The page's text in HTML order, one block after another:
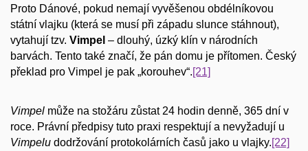
Proto Dánové, pokud nemají vyvěšenou obdélníkovou
státní vlajku (která se musí při západu slunce stáhnout),
vytahují tzv. Vimpel – dlouhý, úzký klín v národních
barvách. Tento také značí, že pán domu je přítomen. Český
překlad pro Vimpel je pak „korouhev“.[21]
Vimpel může na stožáru zůstat 24 hodin denně, 365 dní v
roce. Právní předpisy tuto praxi respektují a nevyžadují u
Vimpelu dodržování protokolárních časů jako u vlajky.[22]